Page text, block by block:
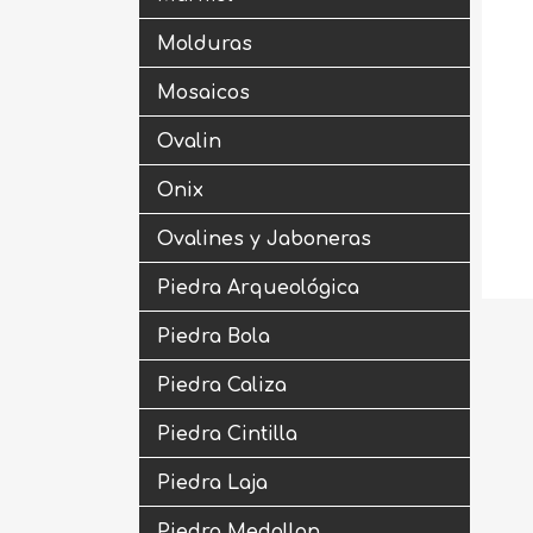
Molduras
Mosaicos
Ovalin
Onix
Ovalines y Jaboneras
Piedra Arqueológica
Piedra Bola
Piedra Caliza
Piedra Cintilla
Piedra Laja